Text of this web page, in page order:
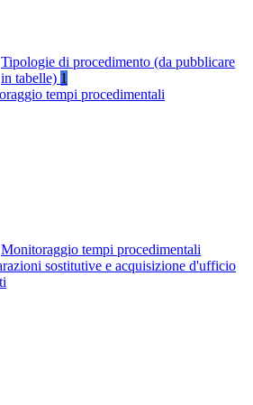
Tipologie di procedimento (da pubblicare
in tabelle) 1
tempi procedimentali
Monitoraggio tempi procedimentali
sostitutive e acquisizione d'ufficio